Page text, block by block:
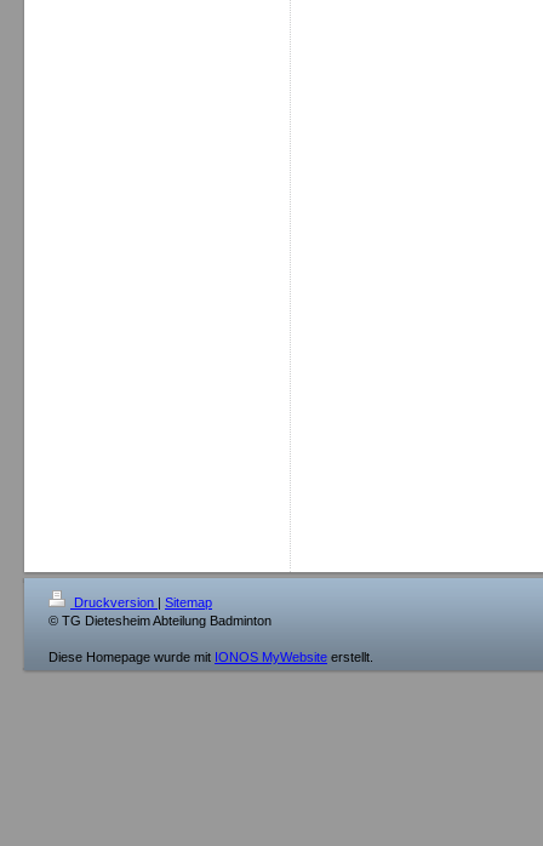
Druckversion | Sitemap
© TG Dietesheim Abteilung Badminton
Diese Homepage wurde mit IONOS MyWebsite erstellt.